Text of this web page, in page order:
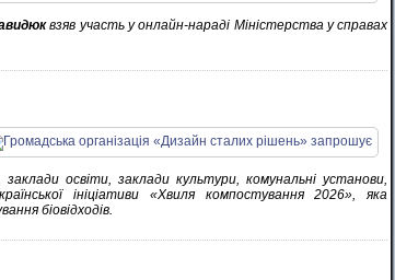
взяв участь у онлайн-нараді Міністерства у справах
освіти, заклади культури, комунальні установи,
ініціативи «Хвиля компостування 2026», яка
біовідходів.